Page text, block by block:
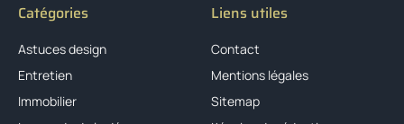
Catégories
Astuces design
Entretien
Immobilier
Liens utiles
Contact
Mentions légales
Sitemap